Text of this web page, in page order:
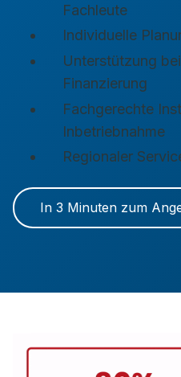
Fachleute
Individuelle
Unterstützung
Finanzierung
Fachgerechte
Inbetriebnahme
Regionaler
In 3 Minuten zum